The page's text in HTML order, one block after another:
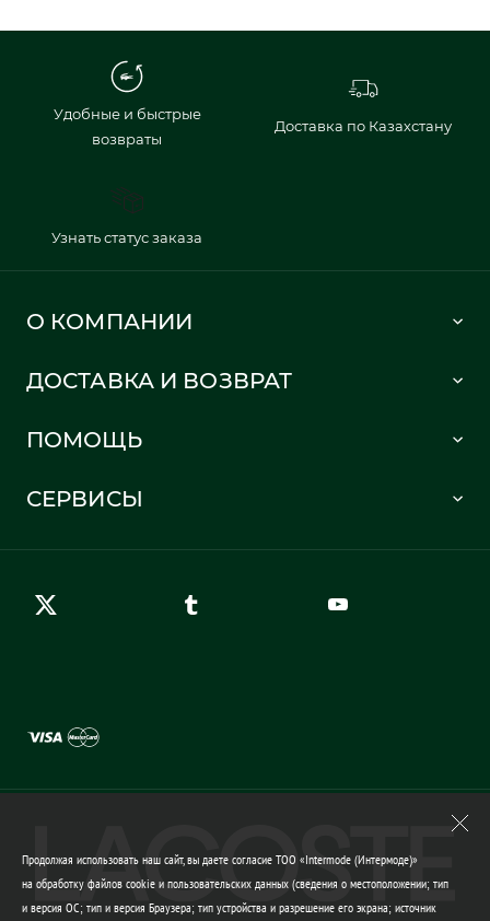
Удобные и быстрые
возвраты
Доставка по Казахстану
Узнать статус заказа
О КОМПАНИИ
Политика в отношении обработки персональных данных
ДОСТАВКА И ВОЗВРАТ
Информация о доставке
Правила возврата
ПОМОЩЬ
Карта сайта
СЕРВИСЫ
Продолжая использовать наш сайт, вы даете согласие ТОО «Intermode (Интермоде)»
на обработку файлов cookie и пользовательских данных (сведения о местоположении; тип
и версия ОС; тип и версия Браузера; тип устройства и разрешение его экрана; источник